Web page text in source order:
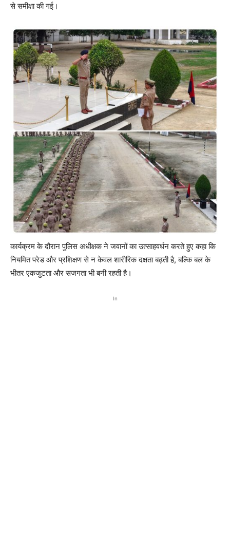
से समीक्षा की गई।
कार्यक्रम के दौरान पुलिस अधीक्षक ने जवानों का उत्साहवर्धन करते हुए कहा कि
नियमित परेड और प्रशिक्षण से न केवल शारीरिक दक्षता बढ़ती है, बल्कि बल के
भीतर एकजुटता और सजगता भी बनी रहती है।
In